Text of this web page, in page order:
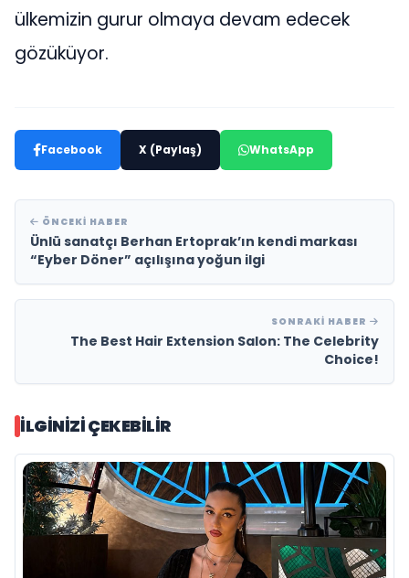
ülkemizin gurur olmaya devam edecek
gözüküyor.
Facebook X (Paylaş) WhatsApp
ÖNCEKI HABER
Ünlü sanatçı Berhan Ertoprak’ın kendi markası
“Eyber Döner” açılışına yoğun ilgi
SONRAKI HABER
The Best Hair Extension Salon: The Celebrity
Choice!
İLGINIZI ÇEKEBILIR